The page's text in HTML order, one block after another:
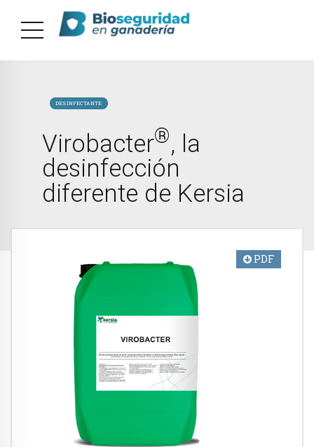
DESINFECTANTE
Virobacter®, la
desinfección
diferente de Kersia
PDF